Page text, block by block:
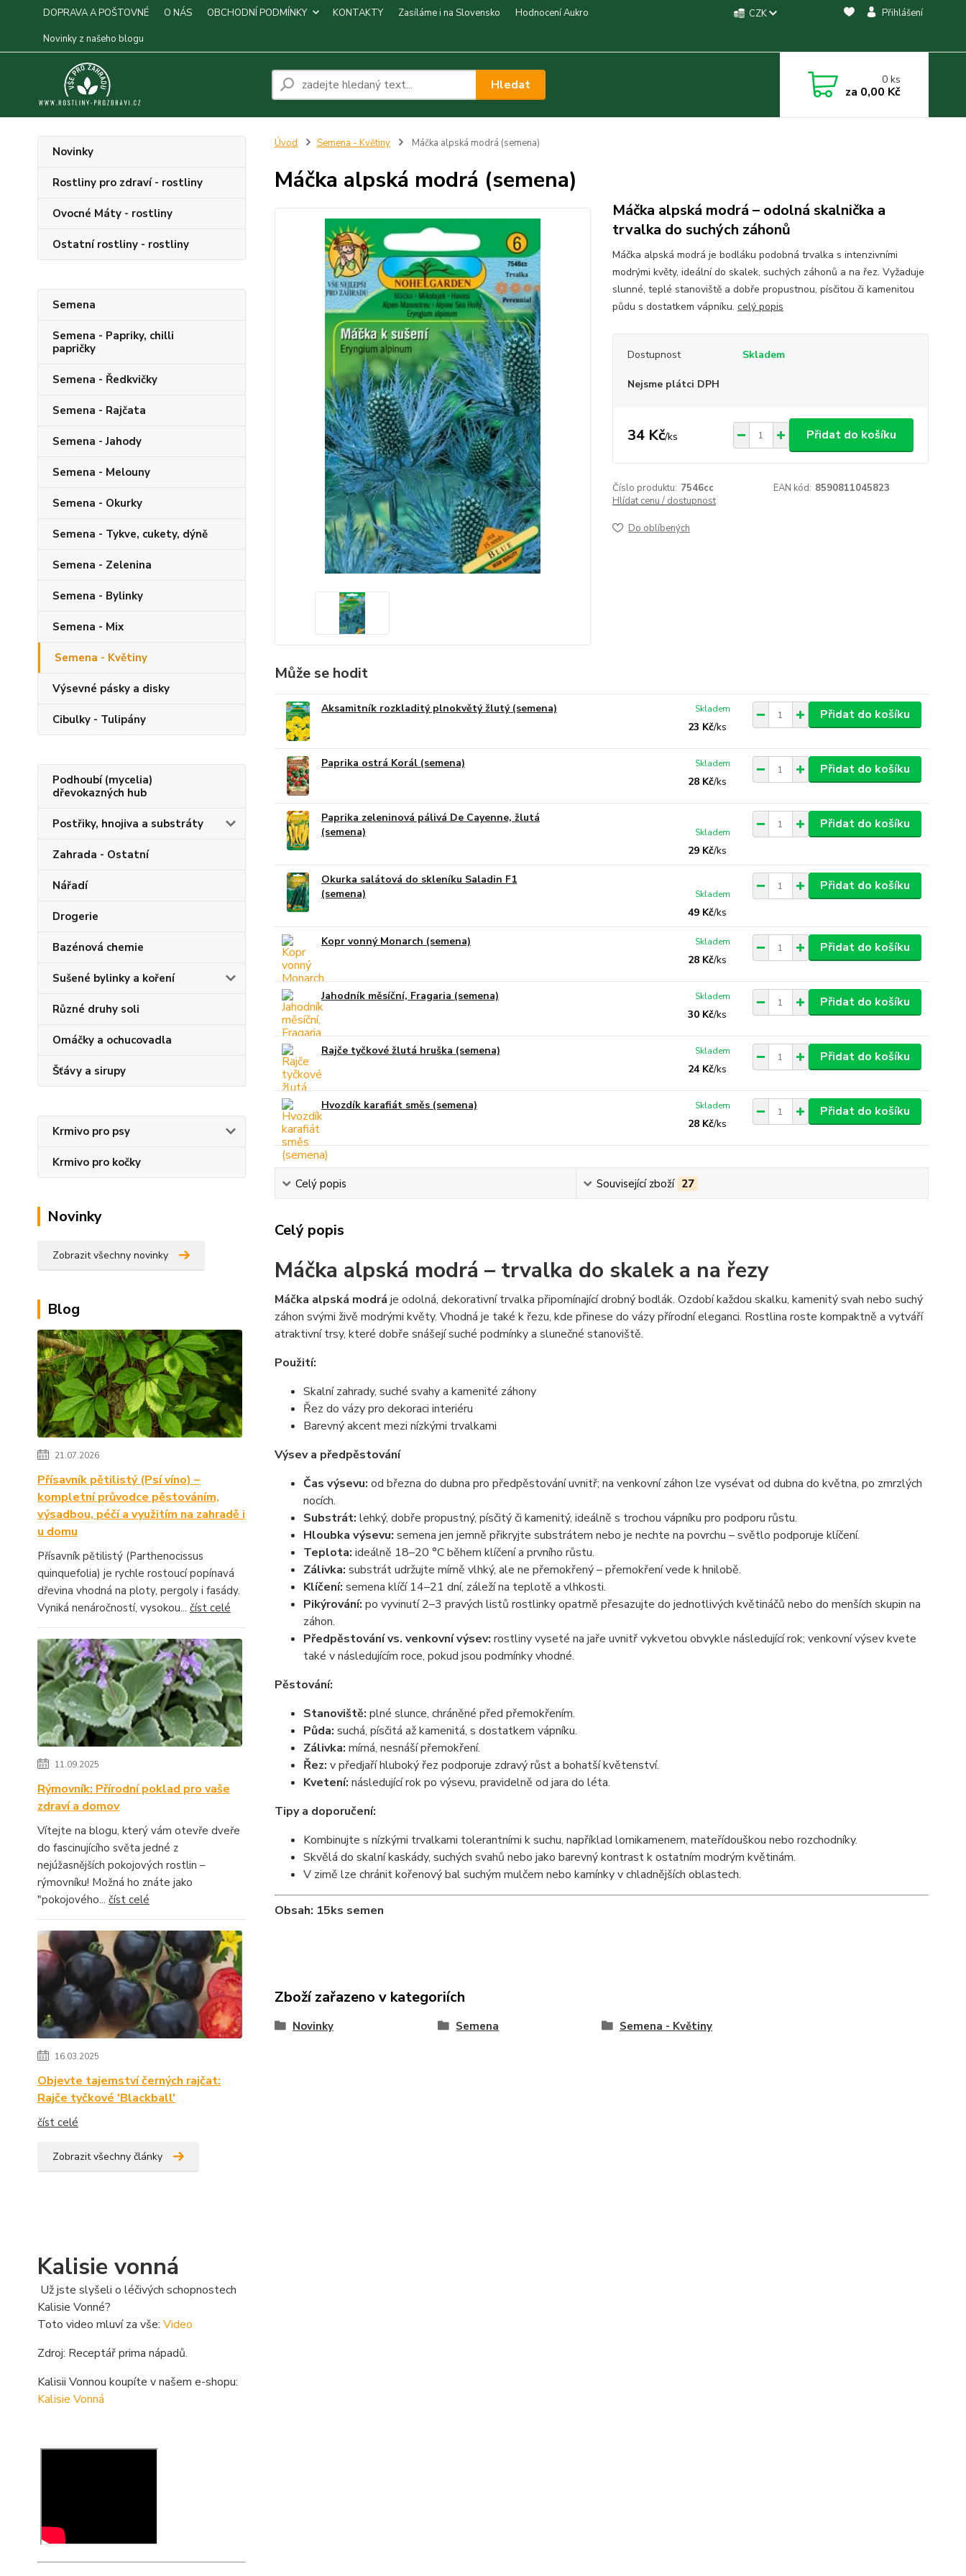
DOPRAVA A POŠTOVNÉ O NÁS OBCHODNÍ PODMÍNKY KONTAKTY Zasíláme i na Slovensko
Hodnocení Aukro
Novinky z našeho blogu
CZK Přihlášení
Hledat 0ks
za 0,00 Kč
Novinky
Rostliny pro zdraví - rostliny
Ovocné Máty - rostliny
Ostatní rostliny - rostliny
Semena
Semena - Papriky, chilli
papričky
Semena - Ředkvičky
Semena - Rajčata
Semena - Jahody
Semena - Melouny
Semena - Okurky
Semena - Tykve, cukety, dýně
Semena - Zelenina
Semena - Bylinky
Semena - Mix
Semena - Květiny
Výsevné pásky a disky
Cibulky - Tulipány
Podhoubí (mycelia)
dřevokazných hub
Postřiky, hnojiva a substráty
Zahrada - Ostatní
Nářadí
Drogerie
Bazénová chemie
Sušené bylinky a koření
Různé druhy soli
Omáčky a ochucovadla
Šťávy a sirupy
Krmivo pro psy
Krmivo pro kočky
Novinky
Zobrazit všechny novinky
Blog
21.07.2026
Přísavník pětilistý (Psí víno) –
kompletní průvodce pěstováním,
výsadbou, péčí a využitím na zahradě i
u domu
Přísavník pětilistý (Parthenocissus
quinquefolia) je rychle rostoucí popínavá
dřevina vhodná na ploty, pergoly i fasády.
Vyniká nenáročností, vysokou... číst celé
11.09.2025
Rýmovník: Přírodní poklad pro vaše
zdraví a domov
Vítejte na blogu, který vám otevře dveře
do fascinujícího světa jedné z
nejúžasnějších pokojových rostlin –
rýmovníku! Možná ho znáte jako
"pokojového... číst celé
16.03.2025
Objevte tajemství černých rajčat:
Rajče tyčkové 'Blackball'
číst celé
Zobrazit všechny články
Kalisie vonná
Už jste slyšeli o léčivých schopnostech
Kalisie Vonné?
Toto video mluví za vše: Video
Zdroj: Receptář prima nápadů.
Kalisii Vonnou koupíte v našem e-shopu:
Kalisie Vonná
Úvod Semena - Květiny Máčka alpská modrá (semena)
Máčka alpská modrá (semena)
Máčka alpská modrá – odolná skalnička a
trvalka do suchých záhonů
Máčka alpská modrá je bodláku podobná trvalka s intenzivními
modrými květy, ideální do skalek, suchých záhonů a na řez. Vyžaduje
slunné, teplé stanoviště a dobře propustnou, písčitou či kamenitou
půdu s dostatkem vápníku. celý popis
Dostupnost Skladem
Nejsme plátci DPH
34 Kč/ks Přidat do košíku
Číslo produktu: 7546cc EAN kód: 8590811045823
Hlídat cenu / dostupnost
Do oblíbených
Může se hodit
Aksamitník rozkladitý plnokvětý žlutý (semena)
23 Kč/ks
Skladem Přidat do košíku
Paprika ostrá Korál (semena)
28 Kč/ks
Skladem Přidat do košíku
Paprika zeleninová pálivá De Cayenne, žlutá
(semena)
29 Kč/ks
Skladem
Přidat do košíku
Okurka salátová do skleníku Saladin F1
(semena)
49 Kč/ks
Skladem
Přidat do košíku
Kopr vonný Monarch (semena)
28 Kč/ks
Skladem Přidat do košíku
Jahodník měsíční, Fragaria (semena)
30 Kč/ks
Skladem Přidat do košíku
Rajče tyčkové žlutá hruška (semena)
24 Kč/ks
Skladem Přidat do košíku
Hvozdík karafiát směs (semena)
28 Kč/ks
Skladem Přidat do košíku
Celý popis Související zboží 27
Celý popis
Máčka alpská modrá – trvalka do skalek a na řezy
Máčka alpská modrá je odolná, dekorativní trvalka připomínající drobný bodlák. Ozdobí každou skalku, kamenitý svah nebo suchý
záhon svými živě modrými květy. Vhodná je také k řezu, kde přinese do vázy přírodní eleganci. Rostlina roste kompaktně a vytváří
atraktivní trsy, které dobře snášejí suché podmínky a slunečné stanoviště.
Použití:
Skalní zahrady, suché svahy a kamenité záhony
Řez do vázy pro dekoraci interiéru
Barevný akcent mezi nízkými trvalkami
Výsev a předpěstování
Čas výsevu: od března do dubna pro předpěstování uvnitř; na venkovní záhon lze vysévat od dubna do května, po zmrzlých
nocích.
Substrát: lehký, dobře propustný, písčitý či kamenitý, ideálně s trochou vápníku pro podporu růstu.
Hloubka výsevu: semena jen jemně přikryjte substrátem nebo je nechte na povrchu – světlo podporuje klíčení.
Teplota: ideálně 18–20 °C během klíčení a prvního růstu.
Zálivka: substrát udržujte mírně vlhký, ale ne přemokřený – přemokření vede k hnilobě.
Klíčení: semena klíčí 14–21 dní, záleží na teplotě a vlhkosti.
Pikýrování: po vyvinutí 2–3 pravých listů rostlinky opatrně přesazujte do jednotlivých květináčů nebo do menších skupin na
záhon.
Předpěstování vs. venkovní výsev: rostliny vyseté na jaře uvnitř vykvetou obvykle následující rok; venkovní výsev kvete
také v následujícím roce, pokud jsou podmínky vhodné.
Pěstování:
Stanoviště: plné slunce, chráněné před přemokřením.
Půda: suchá, písčitá až kamenitá, s dostatkem vápníku.
Zálivka: mírná, nesnáší přemokření.
Řez: v předjaří hluboký řez podporuje zdravý růst a bohatší květenství.
Kvetení: následující rok po výsevu, pravidelně od jara do léta.
Tipy a doporučení:
Kombinujte s nízkými trvalkami tolerantními k suchu, například lomikamenem, mateřídouškou nebo rozchodníky.
Skvělá do skalní kaskády, suchých svahů nebo jako barevný kontrast k ostatním modrým květinám.
V zimě lze chránit kořenový bal suchým mulčem nebo kamínky v chladnějších oblastech.
Obsah: 15ks semen
Zboží zařazeno v kategoriích
Novinky Semena Semena - Květiny